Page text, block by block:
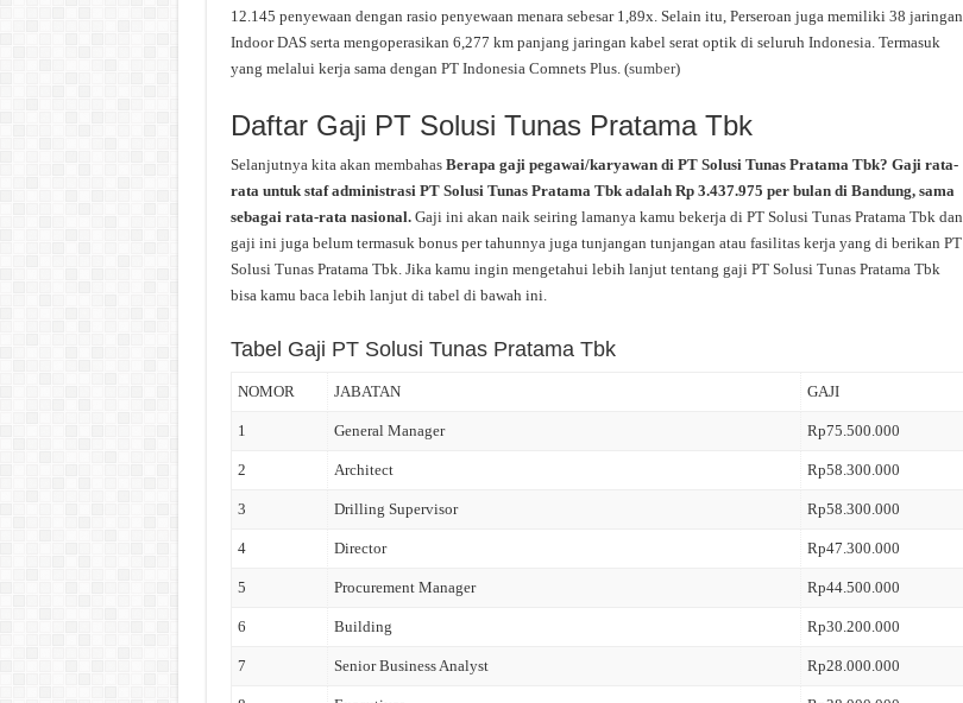
12.145 penyewaan dengan rasio penyewaan menara sebesar 1,89x. Selain itu, Perseroan juga memiliki 38 jaringan
Indoor DAS serta mengoperasikan 6,277 km panjang jaringan kabel serat optik di seluruh Indonesia. Termasuk
yang melalui kerja sama dengan PT Indonesia Comnets Plus. (sumber)
Daftar Gaji PT Solusi Tunas Pratama Tbk
Selanjutnya kita akan membahas Berapa gaji pegawai/karyawan di PT Solusi Tunas Pratama Tbk? Gaji rata-
rata untuk staf administrasi PT Solusi Tunas Pratama Tbk adalah Rp 3.437.975 per bulan di Bandung, sama
sebagai rata-rata nasional. Gaji ini akan naik seiring lamanya kamu bekerja di PT Solusi Tunas Pratama Tbk dan
gaji ini juga belum termasuk bonus per tahunnya juga tunjangan tunjangan atau fasilitas kerja yang di berikan PT
Solusi Tunas Pratama Tbk. Jika kamu ingin mengetahui lebih lanjut tentang gaji PT Solusi Tunas Pratama Tbk
bisa kamu baca lebih lanjut di tabel di bawah ini.
Tabel Gaji PT Solusi Tunas Pratama Tbk
NOMOR JABATAN GAJI
1 General Manager Rp75.500.000
2 Architect Rp58.300.000
3 Drilling Supervisor Rp58.300.000
4 Director Rp47.300.000
5 Procurement Manager Rp44.500.000
6 Building Rp30.200.000
7 Senior Business Analyst Rp28.000.000